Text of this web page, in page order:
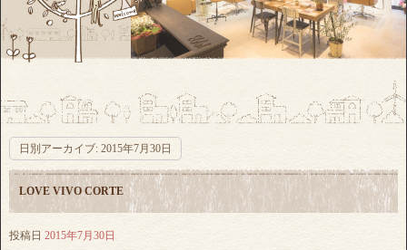
日別アーカイブ: 2015年7月30日
LOVE VIVO CORTE
投稿日 2015年7月30日